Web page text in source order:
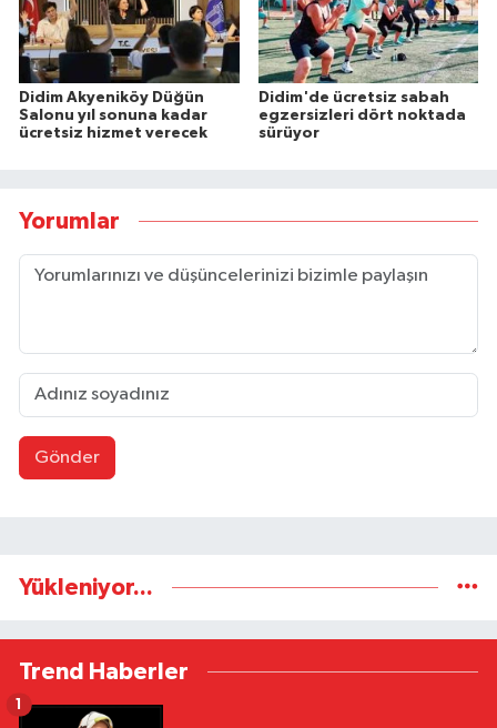
Didim Akyeniköy Düğün
Salonu yıl sonuna kadar
ücretsiz hizmet verecek
Didim'de ücretsiz sabah
egzersizleri dört noktada
sürüyor
Yorumlar
Gönder
Yükleniyor...
Trend Haberler
1